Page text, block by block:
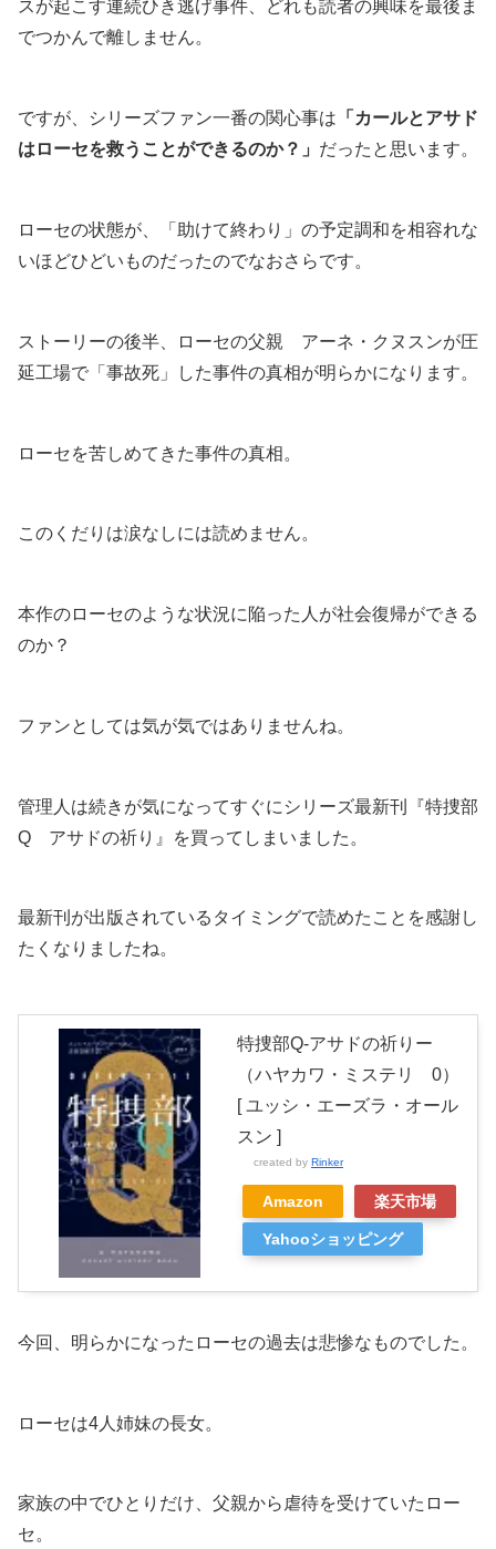
スが起こす連続ひき逃げ事件、どれも読者の興味を最後ま
でつかんで離しません。
ですが、シリーズファン一番の関心事は 「カールとアサド
はローセを救うことができるのか？」 だったと思います。
ローセの状態が、「助けて終わり」の予定調和を相容れな
いほどひどいものだったのでなおさらです。
ストーリーの後半、ローセの父親 アーネ・クヌスンが圧
延工場で「事故死」した事件の真相が明らかになります。
ローセを苦しめてきた事件の真相。
このくだりは涙なしには読めません。
本作のローセのような状況に陥った人が社会復帰ができる
のか？
ファンとしては気が気ではありませんね。
管理人は続きが気になってすぐにシリーズ最新刊『特捜部
Q アサドの祈り』を買ってしまいました。
最新刊が出版されているタイミングで読めたことを感謝し
たくなりましたね。
特捜部Q-アサドの祈りー
（ハヤカワ・ミステリ 0）
[ ユッシ・エーズラ・オール
スン ]
created by Rinker
Amazon 楽天市場
Yahooショッピング
今回、明らかになったローセの過去は悲惨なものでした。
ローセは4人姉妹の長女。
家族の中でひとりだけ、父親から虐待を受けていたロー
セ。